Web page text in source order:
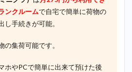
ンクルームで自宅で簡単に荷物の
し手続きが可能。
の集荷可能です。
ホやPCで簡単に出来て預けた後